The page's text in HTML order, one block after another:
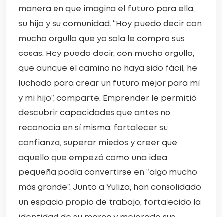
manera en que imagina el futuro para ella,
su hijo y su comunidad. “Hoy puedo decir con
mucho orgullo que yo sola le compro sus
cosas. Hoy puedo decir, con mucho orgullo,
que aunque el camino no haya sido fácil, he
luchado para crear un futuro mejor para mí
y mi hijo”, comparte. Emprender le permitió
descubrir capacidades que antes no
reconocía en sí misma, fortalecer su
confianza, superar miedos y creer que
aquello que empezó como una idea
pequeña podía convertirse en “algo mucho
más grande”. Junto a Yuliza, han consolidado
un espacio propio de trabajo, fortalecido la